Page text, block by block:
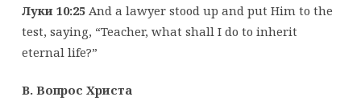
Луки 10:25And a lawyer stood up and put Him to the
test, saying, “Teacher, what shall I do to inherit
eternal life?”
B. Вопрос Христа